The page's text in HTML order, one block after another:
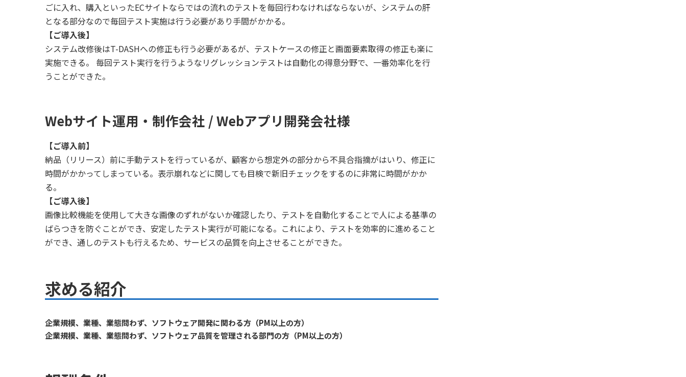
ごに入れ、購入といったECサイトならではの流れのテストを毎回行わなければならないが、システムの肝
となる部分なので毎回テスト実施は行う必要があり手間がかかる。
【ご導入後】
システム改修後はT-DASHへの修正も行う必要があるが、テストケースの修正と画面要素取得の修正も楽に
実施できる。 毎回テスト実行を行うようなリグレッションテストは自動化の得意分野で、一番効率化を行
うことができた。
Webサイト運用・制作会社 / Webアプリ開発会社様
【ご導入前】
納品（リリース）前に手動テストを行っているが、顧客から想定外の部分から不具合指摘がはいり、修正に
時間がかかってしまっている。表示崩れなどに関しても目検で新旧チェックをするのに非常に時間がかか
る。
【ご導入後】
画像比較機能を使用して大きな画像のずれがないか確認したり、テストを自動化することで人による基準の
ばらつきを防ぐことができ、安定したテスト実行が可能になる。これにより、テストを効率的に進めること
ができ、通しのテストも行えるため、サービスの品質を向上させることができた。
求める紹介
企業規模、業種、業態問わず、ソフトウェア開発に関わる方（PM以上の方）
企業規模、業種、業態問わず、ソフトウェア品質を管理される部門の方（PM以上の方）